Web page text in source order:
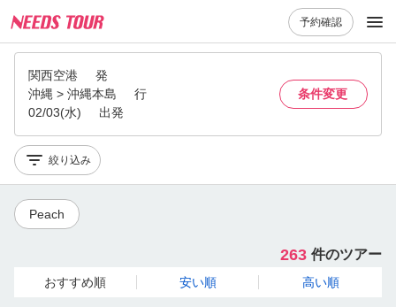
予約確認
関西空港
発
沖縄 > 沖縄本島
行
02/03(水)
出発
条件変更
絞り込み
Peach
263 件のツアー
おすすめ順 安い順 高い順